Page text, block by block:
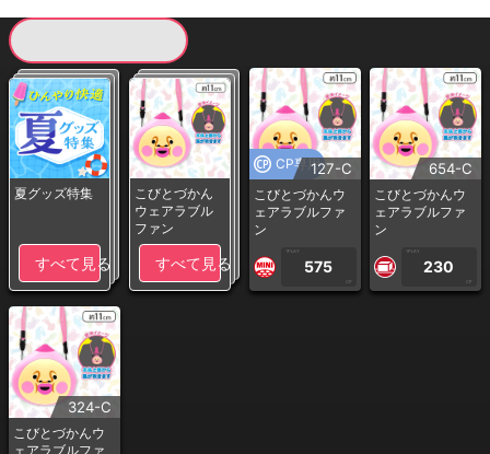
夏グッズ特集
すべて見る
こびとづかん
ウェアラブル
ファン
すべて見る
CP専用127-C
こびとづかんウ
ェアラブルファ
ン
1PLAY
575
CP
654-C
こびとづかんウ
ェアラブルファ
ン
1PLAY
230
CP
324-C
こびとづかんウ
ェアラブルファ